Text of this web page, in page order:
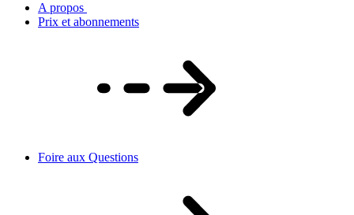
A propos
Prix et abonnements
Foire aux Questions